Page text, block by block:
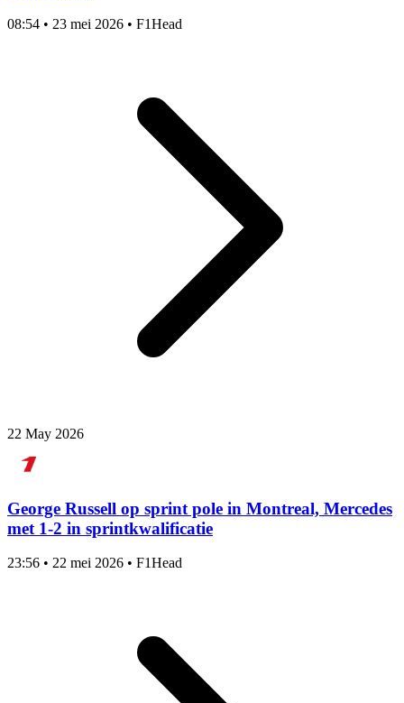
08:54 • 23 mei 2026 • F1Head
22 May 2026
George Russell op sprint pole in Montreal, Mercedes
met 1-2 in sprintkwalificatie
23:56 • 22 mei 2026 • F1Head